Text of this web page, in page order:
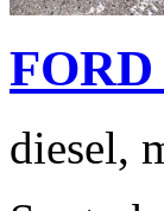
diesel,